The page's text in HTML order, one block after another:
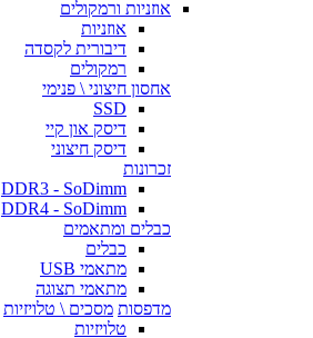
אוזניות ורמקולים
אוזניות
דיבורית לקסדה
רמקולים
אחסון חיצוני \ פנימי
SSD
דיסק און קיי
דיסק חיצוני
זכרונות
DDR3 - SoDimm
DDR4 - SoDimm
כבלים ומתאמים
כבלים
מתאמי USB
מתאמי תצוגה
מדפסות מסכים \ טלויזיות
טלויזיות